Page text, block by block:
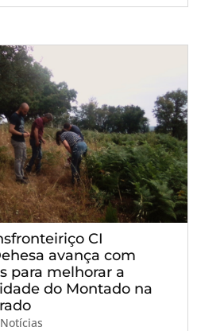
CI
avança com
para melhorar a
do Montado na
Notícias